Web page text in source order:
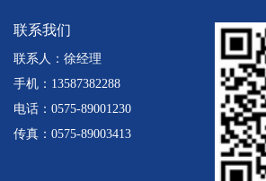
联系我们
联系人：徐经理
手机：13587382288
电话：0575-89001230
传真：0575-89003413